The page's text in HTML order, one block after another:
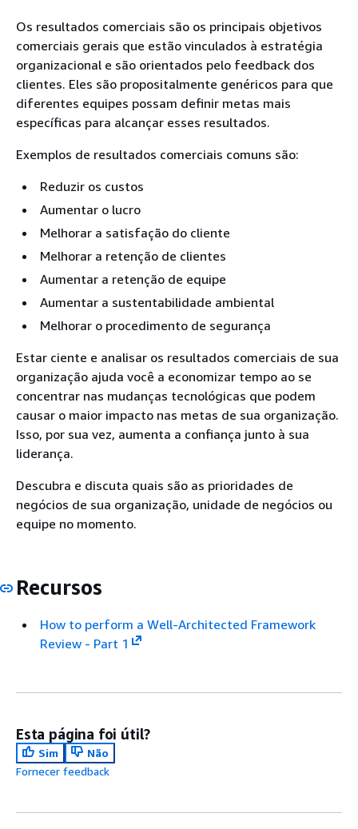
Os resultados comerciais são os principais objetivos
comerciais gerais que estão vinculados à estratégia
organizacional e são orientados pelo feedback dos
clientes. Eles são propositalmente genéricos para que
diferentes equipes possam definir metas mais
específicas para alcançar esses resultados.
Exemplos de resultados comerciais comuns são:
Reduzir os custos
Aumentar o lucro
Melhorar a satisfação do cliente
Melhorar a retenção de clientes
Aumentar a retenção de equipe
Aumentar a sustentabilidade ambiental
Melhorar o procedimento de segurança
Estar ciente e analisar os resultados comerciais de sua
organização ajuda você a economizar tempo ao se
concentrar nas mudanças tecnológicas que podem
causar o maior impacto nas metas de sua organização.
Isso, por sua vez, aumenta a confiança junto à sua
liderança.
Descubra e discuta quais são as prioridades de
negócios de sua organização, unidade de negócios ou
equipe no momento.
Recursos
How to perform a Well-Architected Framework
Review - Part 1
Esta página foi útil?
Sim
Não
Fornecer feedback